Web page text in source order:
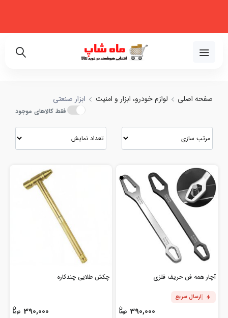
صفحه اصلی لوازم خودرو، ابزار و امنیت ابزار صنعتی
فقط کالاهای موجود
آچار همه فن حریف فلزی
ارسال سریع
390,000
چکش طلایی چندکاره
390,000